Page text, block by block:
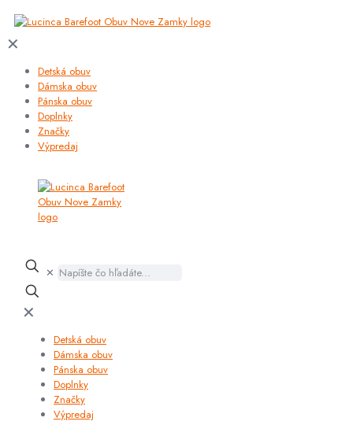
✕
Detská obuv
Dámska obuv
Pánska obuv
Doplnky
Značky
Výpredaj
✕
✕
Detská obuv
Dámska obuv
Pánska obuv
Doplnky
Značky
Výpredaj